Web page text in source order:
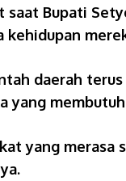
Bupati
daerah
yang
yang